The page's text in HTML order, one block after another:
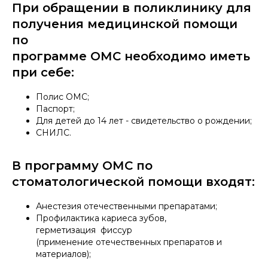
При обращении в поликлинику для
получения медицинской помощи
по
программе ОМС необходимо иметь
при себе:
Полис ОМС;
Паспорт;
Для детей до 14 лет - свидетельство о рождении;
СНИЛС.
В программу ОМС по
стоматологической помощи входят:
Анестезия отечественными препаратами;
Профилактика кариеса зубов,
герметизация фиссур
(применение отечественных препаратов и
материалов);
Политика конфиденциальности
© 2026 ГБУЗ ЛО «Сертоловская ГБ»
Карта сайта
Разработка сайта